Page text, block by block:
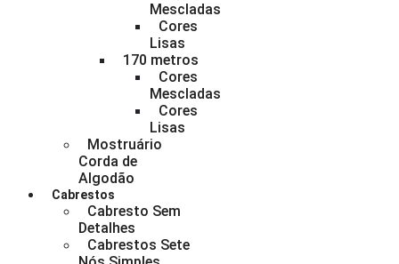
Mescladas
Cores
Lisas
170 metros
Cores
Mescladas
Cores
Lisas
Mostruário
Corda de
Algodão
Cabrestos
Cabresto Sem
Detalhes
Cabrestos Sete